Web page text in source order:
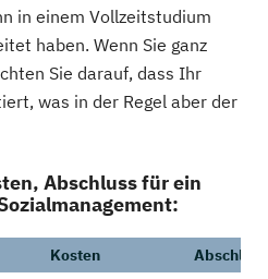
in einem Vollzeitstudium
haben. Wenn Sie ganz
Sie darauf, dass Ihr
was in der Regel aber der
Abschluss für ein
Kosten
Abschluss